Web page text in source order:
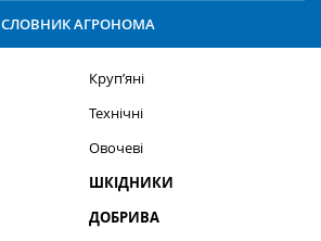
СЛОВНИК АГРОНОМА
Круп’яні
Технічні
Овочеві
ШКІДНИКИ
ДОБРИВА